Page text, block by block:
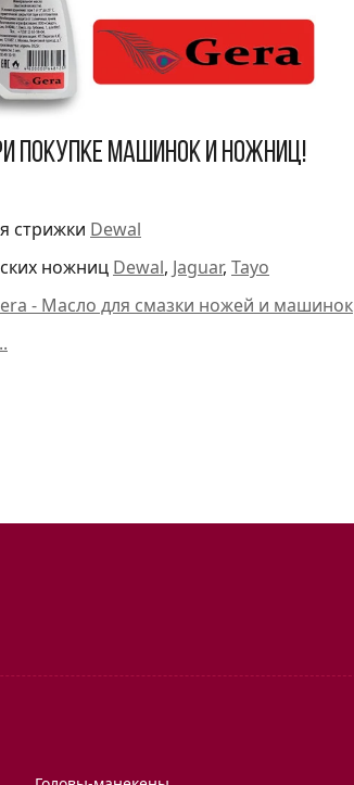
покупке машинок и ножниц!
стрижки Dewal
ножниц Dewal, Jaguar, Tayo
- Масло для смазки ножей и машинок